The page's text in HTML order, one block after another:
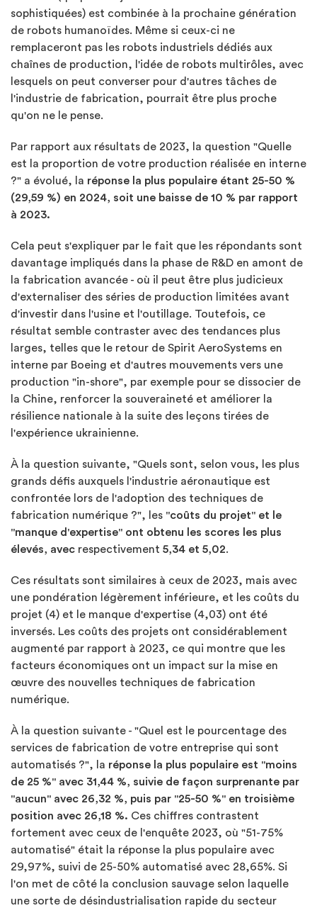
sophistiquées) est combinée à la prochaine génération
de robots humanoïdes. Même si ceux-ci ne
remplaceront pas les robots industriels dédiés aux
chaînes de production, l'idée de robots multirôles, avec
lesquels on peut converser pour d'autres tâches de
l'industrie de fabrication, pourrait être plus proche
qu'on ne le pense.
Par rapport aux résultats de 2023, la question "Quelle
est la proportion de votre production réalisée en interne
?" a évolué, la réponse la plus populaire étant 25-50 %
(29,59 %) en 2024, soit une baisse de 10 % par rapport
à 2023.
Cela peut s'expliquer par le fait que les répondants sont
davantage impliqués dans la phase de R&D en amont de
la fabrication avancée - où il peut être plus judicieux
d'externaliser des séries de production limitées avant
d'investir dans l'usine et l'outillage. Toutefois, ce
résultat semble contraster avec des tendances plus
larges, telles que le retour de Spirit AeroSystems en
interne par Boeing et d'autres mouvements vers une
production "in-shore", par exemple pour se dissocier de
la Chine, renforcer la souveraineté et améliorer la
résilience nationale à la suite des leçons tirées de
l'expérience ukrainienne.
À la question suivante, "Quels sont, selon vous, les plus
grands défis auxquels l'industrie aéronautique est
confrontée lors de l'adoption des techniques de
fabrication numérique ?", les "coûts du projet" et le
"manque d'expertise" ont obtenu les scores les plus
élevés, avec respectivement 5,34 et 5,02.
Ces résultats sont similaires à ceux de 2023, mais avec
une pondération légèrement inférieure, et les coûts du
projet (4) et le manque d'expertise (4,03) ont été
inversés. Les coûts des projets ont considérablement
augmenté par rapport à 2023, ce qui montre que les
facteurs économiques ont un impact sur la mise en
œuvre des nouvelles techniques de fabrication
numérique.
À la question suivante - "Quel est le pourcentage des
services de fabrication de votre entreprise qui sont
automatisés ?", la réponse la plus populaire est "moins
de 25 %" avec 31,44 %, suivie de façon surprenante par
"aucun" avec 26,32 %, puis par "25-50 %" en troisième
position avec 26,18 %. Ces chiffres contrastent
fortement avec ceux de l'enquête 2023, où "51-75%
automatisé" était la réponse la plus populaire avec
29,97%, suivi de 25-50% automatisé avec 28,65%. Si
l'on met de côté la conclusion sauvage selon laquelle
une sorte de désindustrialisation rapide du secteur